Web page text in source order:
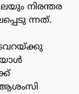
നിരന്തര
ന്നത്.
ആശംസി